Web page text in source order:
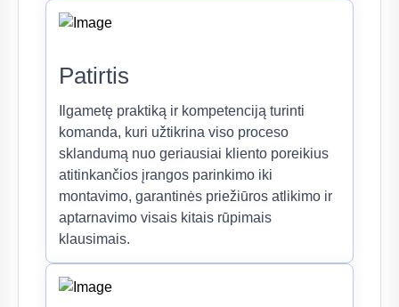
Patirtis
Ilgametę praktiką ir kompetenciją turinti
komanda, kuri užtikrina viso proceso
sklandumą nuo geriausiai kliento poreikius
atitinkančios įrangos parinkimo iki
montavimo, garantinės priežiūros atlikimo ir
aptarnavimo visais kitais rūpimais
klausimais.